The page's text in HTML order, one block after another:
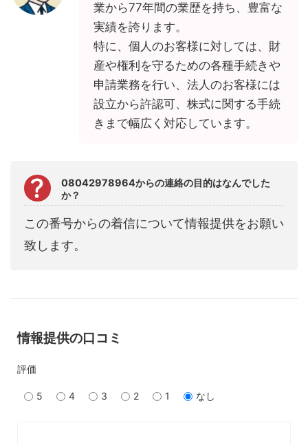
業から77年間の業歴を持ち、豊富な
実績を誇ります。
特に、個人のお客様に対しては、財
産や権利を守るための各種手続きや
申請業務を行い、法人のお客様には
設立から許認可、株式に関する手続
きまで幅広く対応しています。
08042978964からの連絡の目的はなんでした
か？
この番号からの着信について情報提供をお願い
致します。
情報提供の口コミ
評価
5 4 3 2 1 なし